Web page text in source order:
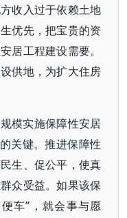
收入过于依赖土地
优先，把宝贵的资
居工程建设需要。
供地，为扩大住房
模实施保障性安居
关键。推进保障性
生、促公平，使真
众受益。如果该保
车”，就会事与愿